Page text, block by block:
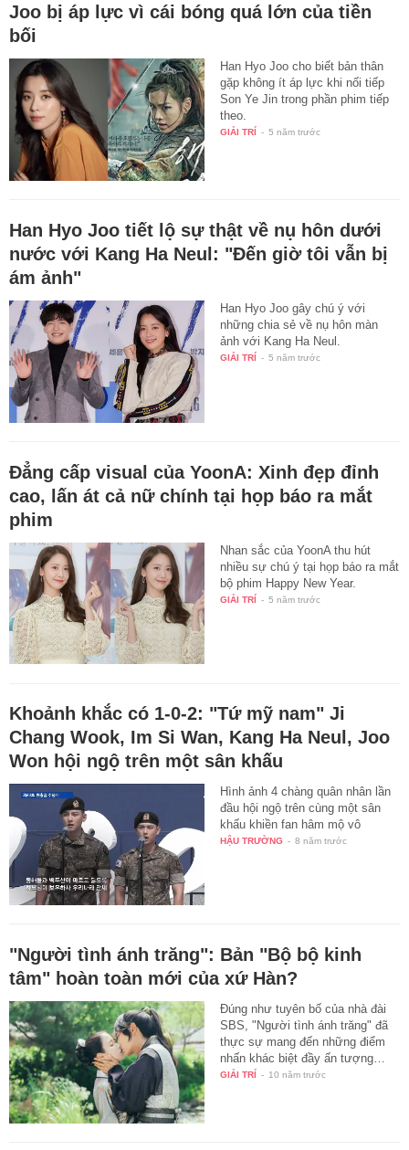
Joo bị áp lực vì cái bóng quá lớn của tiền
bối
Han Hyo Joo cho biết bản thân
gặp không ít áp lực khi nối tiếp
Son Ye Jin trong phần phim tiếp
theo.
GIẢI TRÍ - 5 năm trước
Han Hyo Joo tiết lộ sự thật về nụ hôn dưới
nước với Kang Ha Neul: "Đến giờ tôi vẫn bị
ám ảnh"
Han Hyo Joo gây chú ý với
những chia sẻ về nụ hôn màn
ảnh với Kang Ha Neul.
GIẢI TRÍ - 5 năm trước
Đẳng cấp visual của YoonA: Xinh đẹp đỉnh
cao, lấn át cả nữ chính tại họp báo ra mắt
phim
Nhan sắc của YoonA thu hút
nhiều sự chú ý tại họp báo ra mắt
bộ phim Happy New Year.
GIẢI TRÍ - 5 năm trước
Khoảnh khắc có 1-0-2: "Tứ mỹ nam" Ji
Chang Wook, Im Si Wan, Kang Ha Neul, Joo
Won hội ngộ trên một sân khấu
Hình ảnh 4 chàng quân nhân lần
đầu hội ngộ trên cùng một sân
khấu khiền fan hâm mộ vô
HẬU TRƯỜNG - 8 năm trước
"Người tình ánh trăng": Bản "Bộ bộ kinh
tâm" hoàn toàn mới của xứ Hàn?
Đúng như tuyên bố của nhà đài
SBS, "Người tình ánh trăng" đã
thực sự mang đến những điểm
nhấn khác biệt đầy ấn tượng…
GIẢI TRÍ - 10 năm trước